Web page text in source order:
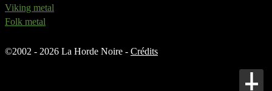
Viking metal
Folk metal
©2002 - 2026 La Horde Noire - Crédits